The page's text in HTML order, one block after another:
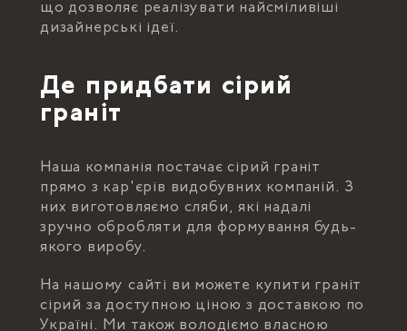
що дозволяє реалізувати найсміливіші
дизайнерські ідеї.
Де придбати сірий
граніт
Наша компанія постачає сірий граніт
прямо з кар'єрів видобувних компаній. З
них виготовляємо сляби, які надалі
зручно обробляти для формування будь-
якого виробу.
На нашому сайті ви можете купити граніт
сірий за доступною ціною з доставкою по
Україні. Ми також володіємо власною